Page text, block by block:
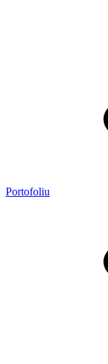
Portofoliu